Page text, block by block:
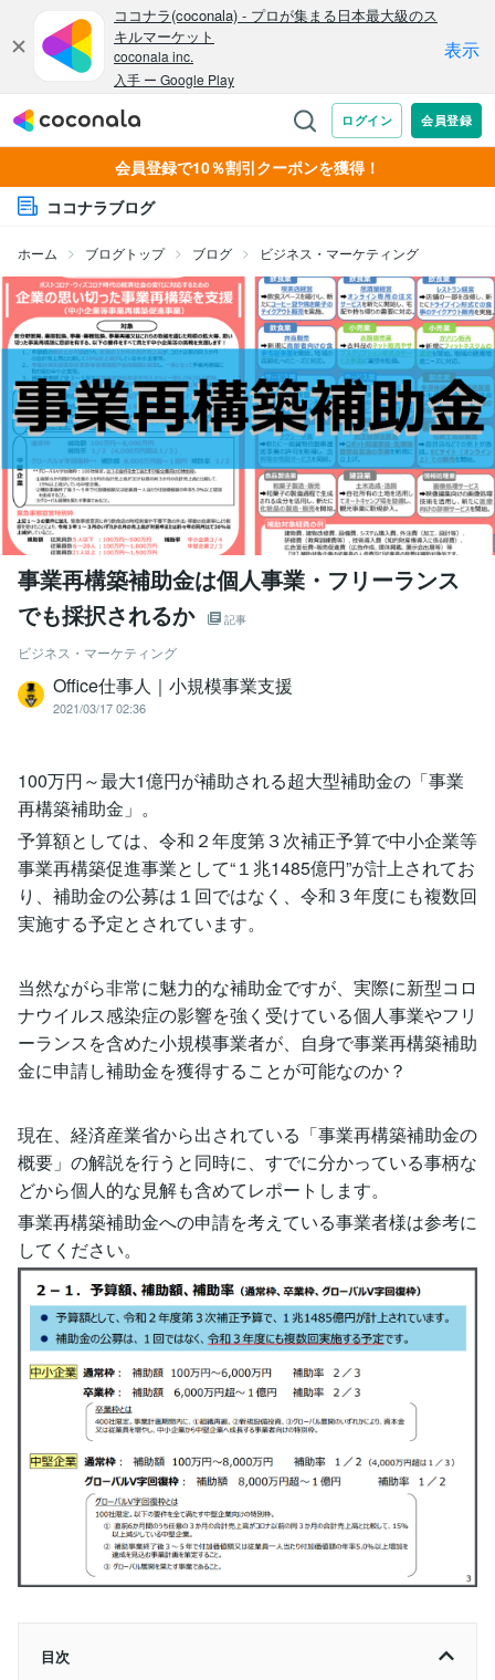
会員登録で10％割引クーポンを獲得！
ココナラブログ
ホーム ブログトップ ブログ ビジネス・マーケティング
事業再構築補助金は個人事業・フリーランス
でも採択されるか
記事
ビジネス・マーケティング
Office仕事人｜小規模事業支援
2021/03/17 02:36
100万円～最大1億円が補助される超大型補助金の「事業
再構築補助金」。
予算額としては、令和２年度第３次補正予算で中⼩企業等
事業再構築促進事業として“１兆1485億円”が計上されてお
り、補助金の公募は１回ではなく、令和３年度にも複数回
実施する予定とされています。
当然ながら非常に魅力的な補助金ですが、実際に新型コロ
ナウイルス感染症の影響を強く受けている個人事業やフリ
ーランスを含めた小規模事業者が、自身で事業再構築補助
金に申請し補助金を獲得することが可能なのか？
現在、経済産業省から出されている「事業再構築補助金の
概要」の解説を行うと同時に、すでに分かっている事柄な
どから個人的な見解も含めてレポートします。
事業再構築補助金への申請を考えている事業者様は参考に
してください。
目次